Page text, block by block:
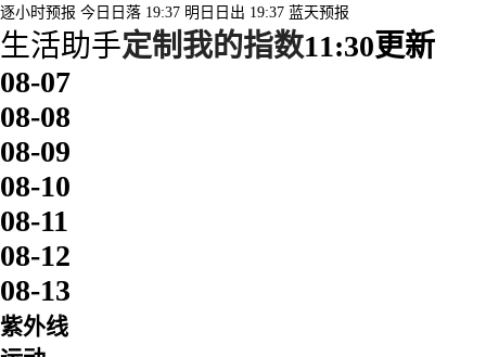
逐小时预报 今日日落 19:37 明日日出 19:37 蓝天预报
生活助手定制我的指数11:30更新
08-07
08-08
08-09
08-10
08-11
08-12
08-13
紫外线